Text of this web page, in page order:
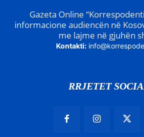
Gazeta Online
informacione audiencën në
me lajme në gjuhën
Kontakti:
RRJETET